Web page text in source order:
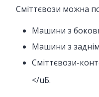
Сміттєвози можна
Машини з
Машини з заднім
Сміттєвози-
</uБ.